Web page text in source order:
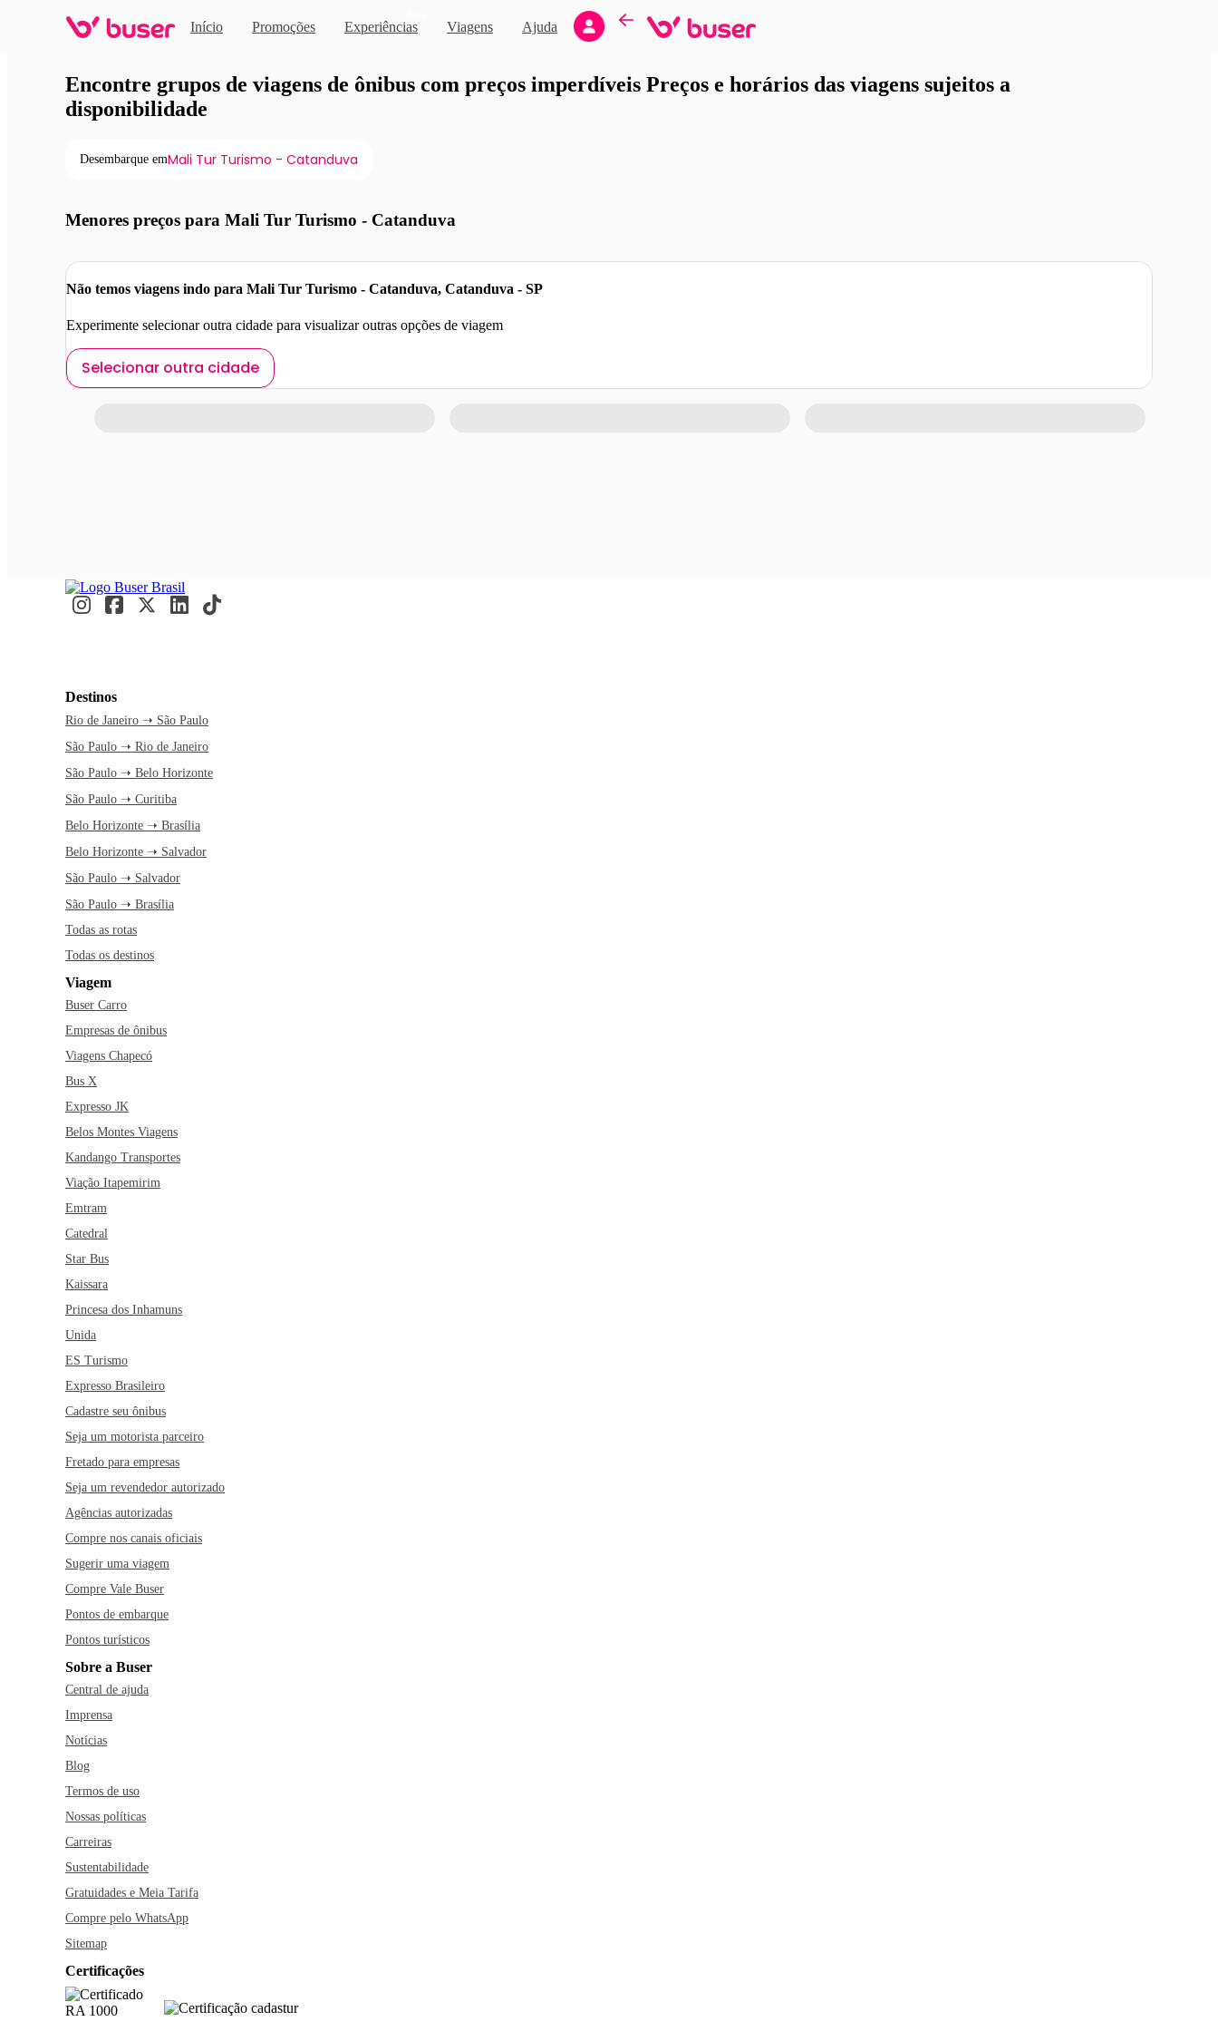
Início Promoções Experiências Viagens Ajuda
Viagens de ônibus em promoção
Encontre grupos de viagens de ônibus com preços imperdíveis Preços e horários das viagens sujeitos a
disponibilidade
Desembarque emMali Tur Turismo - Catanduva
Menores preços para Mali Tur Turismo - Catanduva
Não temos viagens indo para Mali Tur Turismo - Catanduva, Catanduva - SP
Experimente selecionar outra cidade para visualizar outras opções de viagem
Selecionar outra cidade
Destinos
Rio de Janeiro ➝ São Paulo
São Paulo ➝ Rio de Janeiro
São Paulo ➝ Belo Horizonte
São Paulo ➝ Curitiba
Belo Horizonte ➝ Brasília
Belo Horizonte ➝ Salvador
São Paulo ➝ Salvador
São Paulo ➝ Brasília
Todas as rotas
Todas os destinos
Viagem
Buser Carro
Empresas de ônibus
Viagens Chapecó
Bus X
Expresso JK
Belos Montes Viagens
Kandango Transportes
Viação Itapemirim
Emtram
Catedral
Star Bus
Kaissara
Princesa dos Inhamuns
Unida
ES Turismo
Expresso Brasileiro
Cadastre seu ônibus
Seja um motorista parceiro
Fretado para empresas
Seja um revendedor autorizado
Agências autorizadas
Compre nos canais oficiais
Sugerir uma viagem
Compre Vale Buser
Pontos de embarque
Pontos turísticos
Sobre a Buser
Central de ajuda
Imprensa
Notícias
Blog
Termos de uso
Nossas políticas
Carreiras
Sustentabilidade
Gratuidades e Meia Tarifa
Compre pelo WhatsApp
Sitemap
Certificações